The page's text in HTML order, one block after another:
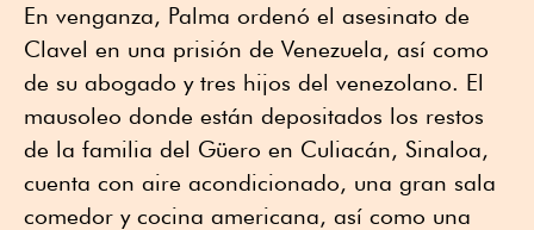
En venganza, Palma ordenó el asesinato de
Clavel en una prisión de Venezuela, así como
de su abogado y tres hijos del venezolano. El
mausoleo donde están depositados los restos
de la familia del Güero en Culiacán, Sinaloa,
cuenta con aire acondicionado, una gran sala
comedor y cocina americana, así como una